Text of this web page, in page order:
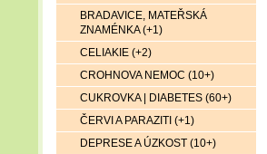
BRADAVICE, MATEŘSKÁ
ZNAMÉNKA (+1)
CELIAKIE (+2)
CROHNOVA NEMOC (10+)
CUKROVKA | DIABETES (60+)
ČERVI A PARAZITI (+1)
DEPRESE A ÚZKOST (10+)